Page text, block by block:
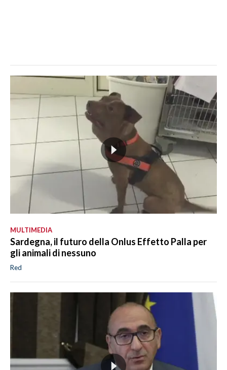
MULTIMEDIA
Sardegna, il futuro della Onlus Effetto Palla per
gli animali di nessuno
Red